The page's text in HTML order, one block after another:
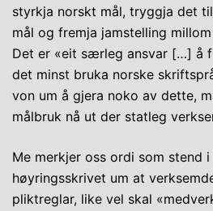
styrkja norskt mål, tryggja det
mål og fremja jamstelling
Det er «eit særleg ansvar […] å
det minst bruka norske
von um å gjera noko av dette,
målbruk nå ut der statleg
Me merkjer oss ordi som stend
høyringsskrivet um at
pliktreglar, like vel skal